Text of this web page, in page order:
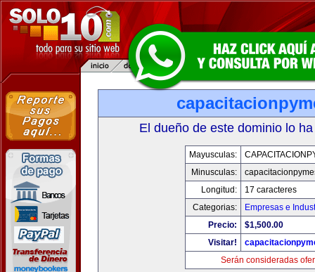
El dueño de este dominio lo
Mayusculas:
Minusculas:
Longitud:
17 caracteres
Categorias:
Empresas e
Precio:
$1,500.00
Visitar!
Serán consideradas